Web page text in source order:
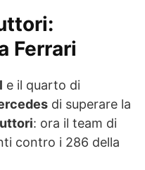
Ferrari
e il quarto di
di superare la
: ora il team di
contro i 286 della